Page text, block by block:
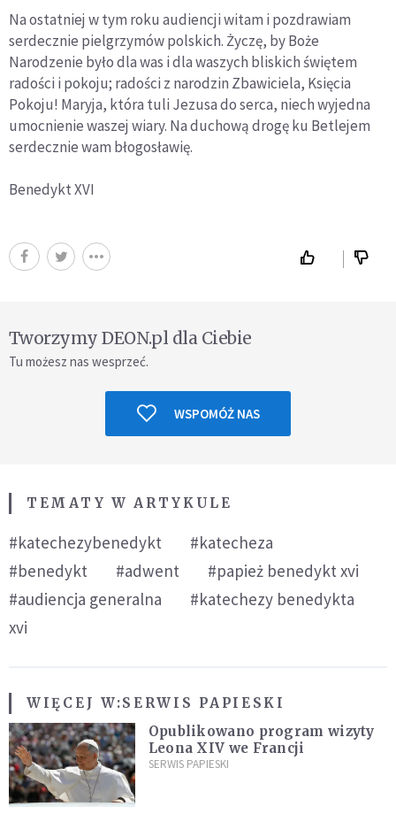
Na ostatniej w tym roku audiencji witam i pozdrawiam
serdecznie pielgrzymów polskich. Życzę, by Boże
Narodzenie było dla was i dla waszych bliskich świętem
radości i pokoju; radości z narodzin Zbawiciela, Księcia
Pokoju! Maryja, która tuli Jezusa do serca, niech wyjedna
umocnienie waszej wiary. Na duchową drogę ku Betlejem
serdecznie wam błogosławię.
Benedykt XVI
Tworzymy DEON.pl dla Ciebie
Tu możesz nas wesprzeć.
WSPOMÓŻ NAS
TEMATY W ARTYKULE
#katechezybenedykt
#katecheza
#benedykt
#adwent
#papież benedykt xvi
#audiencja generalna
#katechezy benedykta
xvi
WIĘCEJ W:SERWIS PAPIESKI
Opublikowano program wizyty
Leona XIV we Francji
SERWIS PAPIESKI